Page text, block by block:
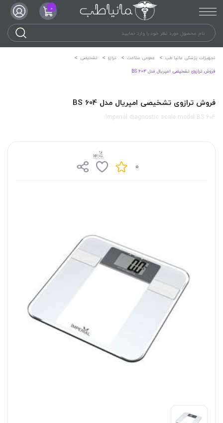
0
تجهیزات پزشکی مانیا طب عمومی سلامت ترازو
تشخیصی
فروش ترازوی تشخیصی امپریال مدل BS 604
فروش ترازوی تشخیصی امپریال مدل BS 604
Imperial diagnostic scale model BS 604
0